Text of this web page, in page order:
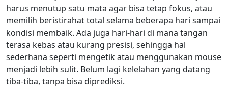
harus menutup satu mata agar bisa tetap fokus, atau
memilih beristirahat total selama beberapa hari sampai
kondisi membaik. Ada juga hari-hari di mana tangan
terasa kebas atau kurang presisi, sehingga hal
sederhana seperti mengetik atau menggunakan mouse
menjadi lebih sulit. Belum lagi kelelahan yang datang
tiba-tiba, tanpa bisa diprediksi.